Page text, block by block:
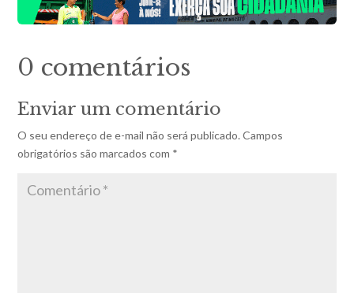
0 comentários
Enviar um comentário
O seu endereço de e-mail não será publicado. Campos
obrigatórios são marcados com *